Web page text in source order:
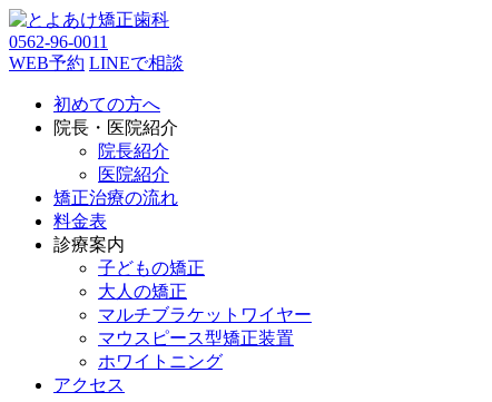
0562-96-0011
WEB予約 LINEで相談
初めての方へ
院長・医院紹介
院長紹介
医院紹介
矯正治療の流れ
料金表
診療案内
子どもの矯正
大人の矯正
マルチブラケットワイヤー
マウスピース型矯正装置
ホワイトニング
アクセス